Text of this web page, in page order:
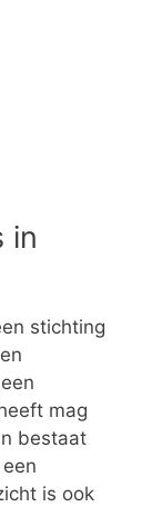
in
stichting
mag
bestaat
is ook